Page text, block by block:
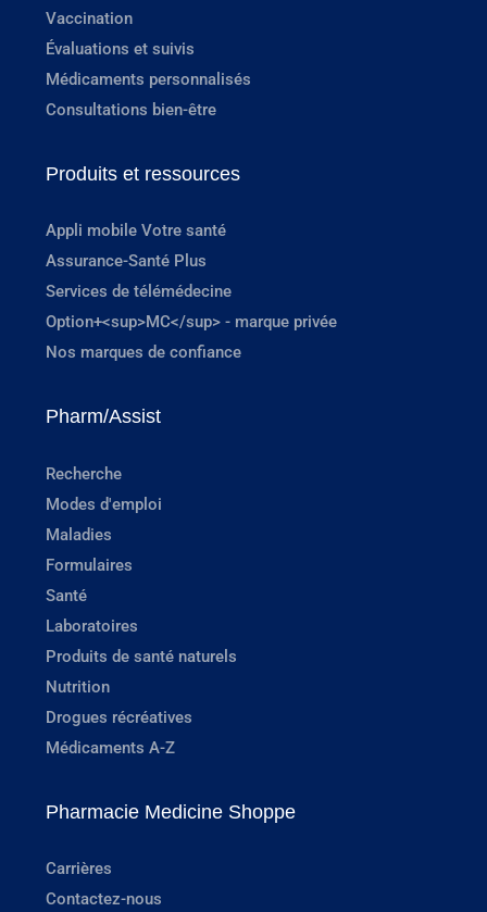
Vaccination
Évaluations et suivis
Médicaments personnalisés
Consultations bien-être
Produits et ressources
Appli mobile Votre santé
Assurance-Santé Plus
Services de télémédecine
Option+<sup>MC</sup> - marque privée
Nos marques de confiance
Pharm/Assist
Recherche
Modes d'emploi
Maladies
Formulaires
Santé
Laboratoires
Produits de santé naturels
Nutrition
Drogues récréatives
Médicaments A-Z
Pharmacie Medicine Shoppe
Carrières
Contactez-nous